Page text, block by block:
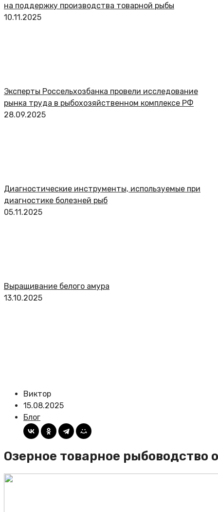
на поддержку производства товарной рыбы
10.11.2025
Эксперты Россельхозбанка провели исследование
рынка труда в рыбохозяйственном комплексе РФ
28.09.2025
Диагностические инструменты, используемые при
диагностике болезней рыб
05.11.2025
Выращивание белого амура
13.10.2025
Виктор
15.08.2025
Блог
Озерное товарное рыбоводство